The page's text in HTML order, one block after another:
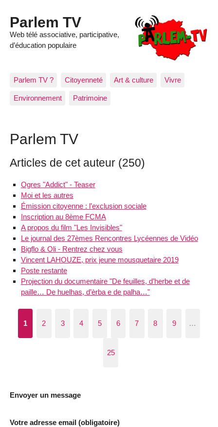
Parlem TV
Web télé associative, participative,
d’éducation populaire
Parlem TV ? Citoyenneté Art & culture Vivre
Environnement Patrimoine
Parlem TV
Articles de cet auteur (250)
Ogres "Addict" - Teaser
Moi et les autres
Émission citoyenne : l’exclusion sociale
Inscription au 8ème FCMA
A propos du film "Les Invisibles"
Le journal des 27èmes Rencontres Lycéennes de Vidéo
Bigflo & Oli - Rentrez chez vous
Vincent LAHOUZE, prix jeune mousquetaire 2019
Poste restante
Projection du documentaire "De feuilles, d’herbe et de
paille… De huelhas, d’èrba e de palha…"
1 2 3 4 5 6 7 8 9 …
25
Envoyer un message
Votre adresse email (obligatoire)